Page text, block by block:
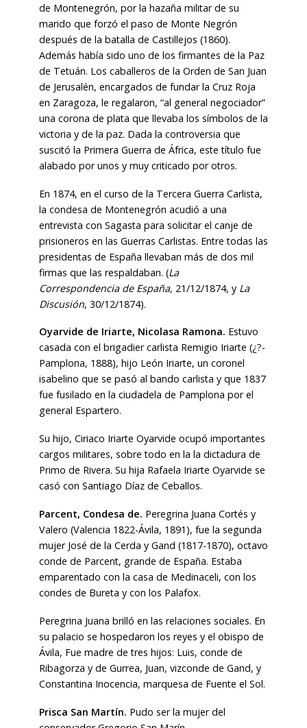
de Montenegrón, por la hazaña militar de su
marido que forzó el paso de Monte Negrón
después de la batalla de Castillejos (1860).
Además había sido uno de los firmantes de la Paz
de Tetuán. Los caballeros de la Orden de San Juan
de Jerusalén, encargados de fundar la Cruz Roja
en Zaragoza, le regalaron, “al general negociador”
una corona de plata que llevaba los símbolos de la
victoria y de la paz. Dada la controversia que
suscitó la Primera Guerra de África, este título fue
alabado por unos y muy criticado por otros.
En 1874, en el curso de la Tercera Guerra Carlista,
la condesa de Montenegrón acudió a una
entrevista con Sagasta para solicitar el canje de
prisioneros en las Guerras Carlistas. Entre todas las
presidentas de España llevaban más de dos mil
firmas que las respaldaban. (La
Correspondenciade España, 21/12/1874, y La
Discusión, 30/12/1874).
Oyarvide de Iriarte, Nicolasa Ramona. Estuvo
casada con el brigadier carlista Remigio Iriarte (¿?-
Pamplona, 1888), hijo León Iriarte, un coronel
isabelino que se pasó al bando carlista y que 1837
fue fusilado en la ciudadela de Pamplona por el
general Espartero.
Su hijo, Ciriaco Iriarte Oyarvide ocupó importantes
cargos militares, sobre todo en la la dictadura de
Primo de Rivera. Su hija Rafaela Iriarte Oyarvide se
casó con Santiago Díaz de Ceballos.
Parcent, Condesa de. Peregrina Juana Cortés y
Valero (Valencia 1822-Ávila, 1891), fue la segunda
mujer José de la Cerda y Gand (1817-1870), octavo
conde de Parcent, grande de España. Estaba
emparentado con la casa de Medinaceli, con los
condes de Bureta y con los Palafox.
Peregrina Juana brilló en las relaciones sociales. En
su palacio se hospedaron los reyes y el obispo de
Ávila, Fue madre de tres hijos: Luis, conde de
Ribagorza y de Gurrea, Juan, vizconde de Gand, y
Constantina Inocencia, marquesa de Fuente el Sol.
Prisca San Martín. Pudo ser la mujer del